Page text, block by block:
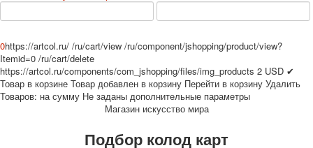
Эротические рисунки
Рекламные
Эротические фотоколоды
Пин-ап
Политические
0https://artcol.ru/ /ru/cart/view /ru/component/jshopping/product/view?
Itemid=0 /ru/cart/delete
https://artcol.ru/components/com_jshopping/files/img_products 2 USD ✔
Товар в корзине Товар добавлен в корзину Перейти в корзину Удалить
Товаров: на сумму Не заданы дополнительные параметры
Магазин искусство мира
Подбор колод карт